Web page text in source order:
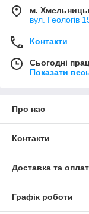
м.
вул. Геологів
Контакти
Сьогодні
Показати
Про нас
Контакти
Доставка та
Графік роботи